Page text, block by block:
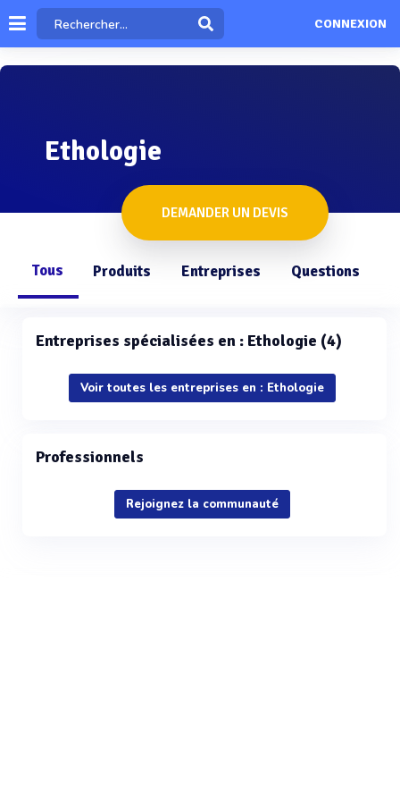
CONNEXION
Ethologie
DEMANDER UN DEVIS
Tous Produits Entreprises Questions
Entreprises spécialisées en : Ethologie (4)
Voir toutes les entreprises en : Ethologie
Professionnels
Rejoignez la communauté